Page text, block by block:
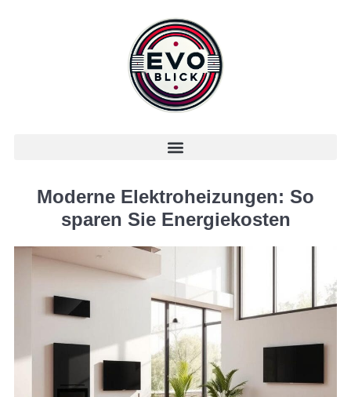
Moderne Elektroheizungen: So
sparen Sie Energiekosten